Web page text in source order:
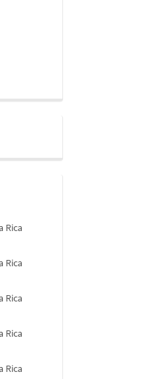
Rica
Rica
Rica
Rica
Rica